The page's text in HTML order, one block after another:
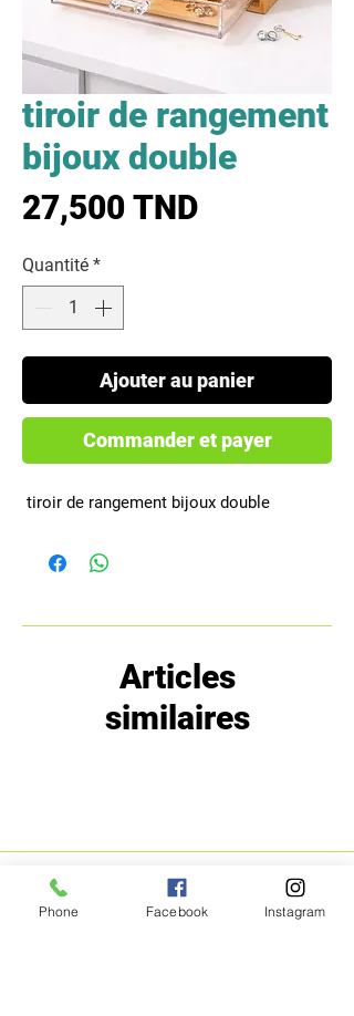
tiroir de rangement
bijoux double
27,500 TNDPrix
Quantité *
Ajouter au panier
Commander et payer
tiroir de rangement bijoux double
Articles
similaires
MENU POLITIQUE
Phone Facebook Instagram